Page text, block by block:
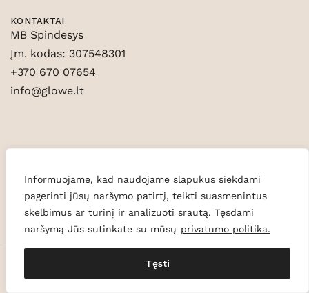
Informuojame, kad naudojame slapukus siekdami
pagerinti jūsų naršymo patirtį, teikti suasmenintus
skelbimus ar turinį ir analizuoti srautą. Tęsdami
naršymą Jūs sutinkate su mūsų privatumo politika.
Tęsti
KONTAKTAI
MB Spindesys
Įm. kodas: 307548301
+370 670 07654
info@glowe.lt
© 2026 Glowe